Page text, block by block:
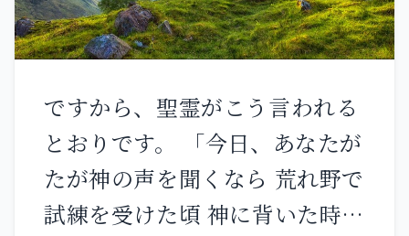
がたが不平を言ったのは、私た
ちに向かってではなく、主に向
かってなのだ。」 モーセはアロ
ンに言った。「イスラエル人の
全会衆に言いなさい。『主の前
に近づきなさい。主はあなたが
て、多くの人を惑わすだろう。
戦争のことや戦争の噂を聞いて
必ず起こるが、まだ世の終わり
ではない。 民族は民族に、国は
国に敵対して立ち上がり、方々
に地震があり、飢饉が起こる。
ですから、聖霊がこう言われる
とおりです。 「今日、あなたが
たが神の声を聞くなら 荒れ野で
試練を受けた頃 神に背いた時の